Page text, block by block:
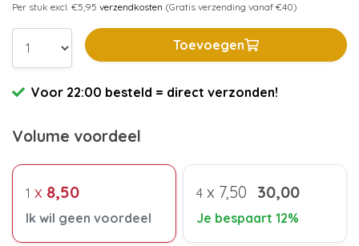
Per stuk excl. €5,95 verzendkosten (Gratis verzending vanaf €40)
Toevoegen
Voor 22:00 besteld = direct verzonden!
Volume voordeel
1 x 8,50
Ik wil geen voordeel
4 x 7,50 30,00
Je bespaart 12%